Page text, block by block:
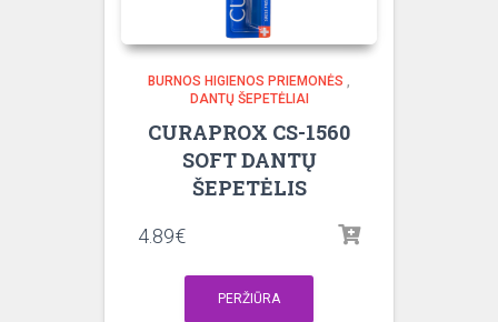
BURNOS HIGIENOS PRIEMONĖS
DANTŲ ŠEPETĖLIAI
CURAPROX CS-1560
SOFT DANTŲ
ŠEPETĖLIS
4.89€
PERŽIŪRA